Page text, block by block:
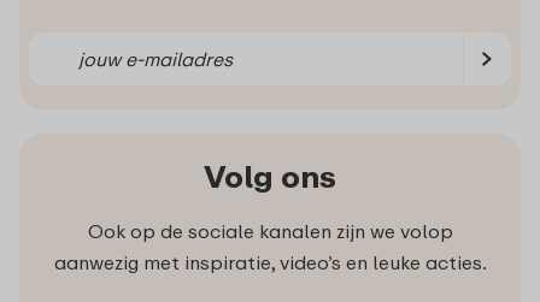
Volg ons
Ook op de sociale kanalen zijn we volop
aanwezig met inspiratie, video’s en leuke acties.